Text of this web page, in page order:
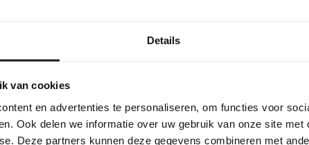
Details
van cookies
en advertenties te personaliseren, om functies voor
Ook delen we informatie over uw gebruik van onze site met
Deze partners kunnen deze gegevens combineren met